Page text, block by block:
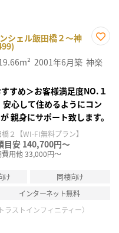
シェル飯田橋２～神
に入
り登
2001年6月築 神楽
すめ＞お客様満足度NO.１
心して住めるようにコン
親身にサポート致します。
２【WI-FI無料プラン】
目安 140,700円～
費用他 33,000円～
け
同棲向け
インターネット無料
ストインフィニティー）